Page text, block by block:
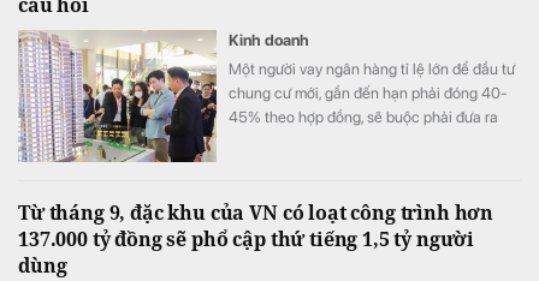
Kinh doanh
Một người vay ngân hàng tỉ lệ lớn để đầu tư
chung cư mới, gần đến hạn phải đóng 40-
45% theo hợp đồng, sẽ buộc phải đưa ra
Từ tháng 9, đặc khu của VN có loạt công trình hơn
137.000 tỷ đồng sẽ phổ cập thứ tiếng 1,5 tỷ người
dùng